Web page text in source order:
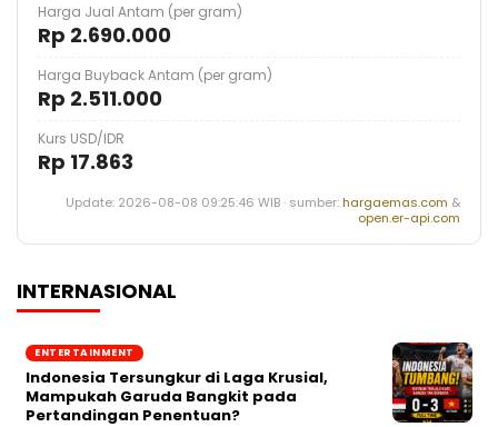
Harga Jual Antam (per gram)
Rp 2.690.000
Harga Buyback Antam (per gram)
Rp 2.511.000
Kurs USD/IDR
Rp 17.863
Update: 2026-08-08 09:25:46 WIB · sumber: hargaemas.com &
open.er-api.com
INTERNASIONAL
ENTERTAINMENT
Indonesia Tersungkur di Laga Krusial,
Mampukah Garuda Bangkit pada
Pertandingan Penentuan?